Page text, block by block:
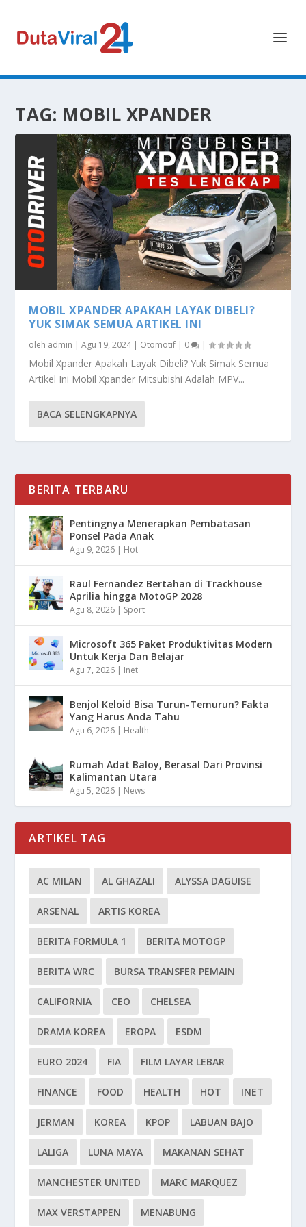
TAG: MOBIL XPANDER
MOBIL XPANDER APAKAH LAYAK DIBELI?
YUK SIMAK SEMUA ARTIKEL INI
oleh admin |Agu 19, 2024| Otomotif | 0 |
Mobil Xpander Apakah Layak Dibeli? Yuk Simak Semua
Artikel Ini Mobil Xpander Mitsubishi Adalah MPV...
BACA SELENGKAPNYA
BERITA TERBARU
Pentingnya Menerapkan Pembatasan
Ponsel Pada Anak
Agu 9, 2026 | Hot
Raul Fernandez Bertahan di Trackhouse
Aprilia hingga MotoGP 2028
Agu 8, 2026 | Sport
Microsoft 365 Paket Produktivitas Modern
Untuk Kerja Dan Belajar
Agu 7, 2026 | Inet
Benjol Keloid Bisa Turun-Temurun? Fakta
Yang Harus Anda Tahu
Agu 6, 2026 | Health
Rumah Adat Baloy, Berasal Dari Provinsi
Kalimantan Utara
Agu 5, 2026 | News
ARTIKEL TAG
AC MILAN AL GHAZALI ALYSSA DAGUISE
ARSENAL ARTIS KOREA
BERITA FORMULA 1 BERITA MOTOGP
BERITA WRC BURSA TRANSFER PEMAIN
CALIFORNIA CEO CHELSEA
DRAMA KOREA EROPA ESDM
EURO 2024 FIA FILM LAYAR LEBAR
FINANCE FOOD HEALTH HOT INET
JERMAN KOREA KPOP LABUAN BAJO
LALIGA LUNA MAYA MAKANAN SEHAT
MANCHESTER UNITED MARC MARQUEZ
MAX VERSTAPPEN MENABUNG